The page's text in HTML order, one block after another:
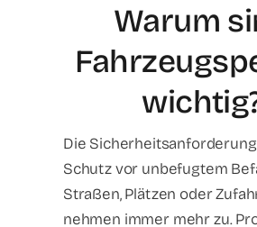
Warum
Die
Schutz vor unbefugtem
Straßen, Plätzen oder
nehmen immer mehr zu.